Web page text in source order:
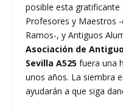
posible esta gratificante
Profesores y Maestros
Ramos-, y Antiguos
Asociación de
Sevilla A525 fuera una
unos años. La siembra
ayudarán a que siga